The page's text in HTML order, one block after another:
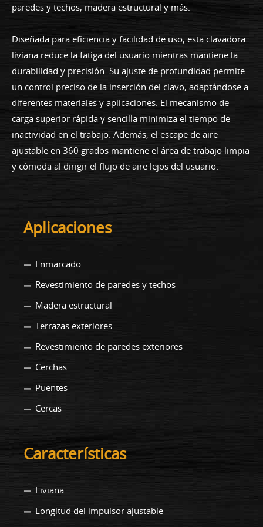
paredes y techos, madera estructural y más.
Diseñada para eficiencia y facilidad de uso, esta clavadora
liviana reduce la fatiga del usuario mientras mantiene la
durabilidad y precisión. Su ajuste de profundidad permite
un control preciso de la inserción del clavo, adaptándose a
diferentes materiales y aplicaciones. El mecanismo de
carga superior rápida y sencilla minimiza el tiempo de
inactividad en el trabajo. Además, el escape de aire
ajustable en 360 grados mantiene el área de trabajo limpia
y cómoda al dirigir el flujo de aire lejos del usuario.
Aplicaciones
Enmarcado
Revestimiento de paredes y techos
Madera estructural
Terrazas exteriores
Revestimiento de paredes exteriores
Cerchas
Puentes
Cercas
Características
Liviana
Longitud del impulsor ajustable